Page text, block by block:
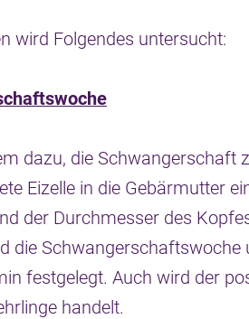
wird Folgendes untersucht:
dazu, die Schwangerschaft
Eizelle in die Gebärmutter
der Durchmesser des
die Schwangerschaftswoche
festgelegt. Auch wird der
handelt.